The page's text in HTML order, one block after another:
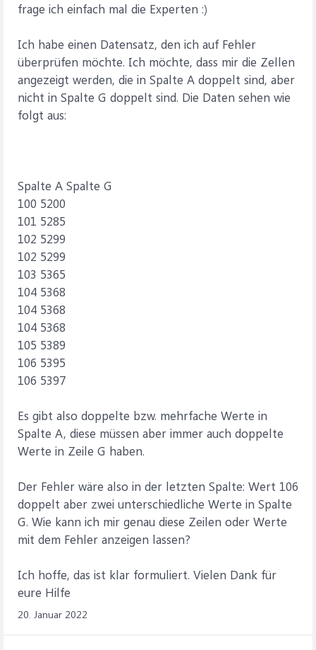
frage ich einfach mal die Experten :)
Ich habe einen Datensatz, den ich auf Fehler
überprüfen möchte. Ich möchte, dass mir die Zellen
angezeigt werden, die in Spalte A doppelt sind, aber
nicht in Spalte G doppelt sind. Die Daten sehen wie
folgt aus:
Spalte A Spalte G
100 5200
101 5285
102 5299
102 5299
103 5365
104 5368
104 5368
104 5368
105 5389
106 5395
106 5397
Es gibt also doppelte bzw. mehrfache Werte in
Spalte A, diese müssen aber immer auch doppelte
Werte in Zeile G haben.
Der Fehler wäre also in der letzten Spalte: Wert 106
doppelt aber zwei unterschiedliche Werte in Spalte
G. Wie kann ich mir genau diese Zeilen oder Werte
mit dem Fehler anzeigen lassen?
Ich hoffe, das ist klar formuliert. Vielen Dank für
eure Hilfe
20. Januar 2022